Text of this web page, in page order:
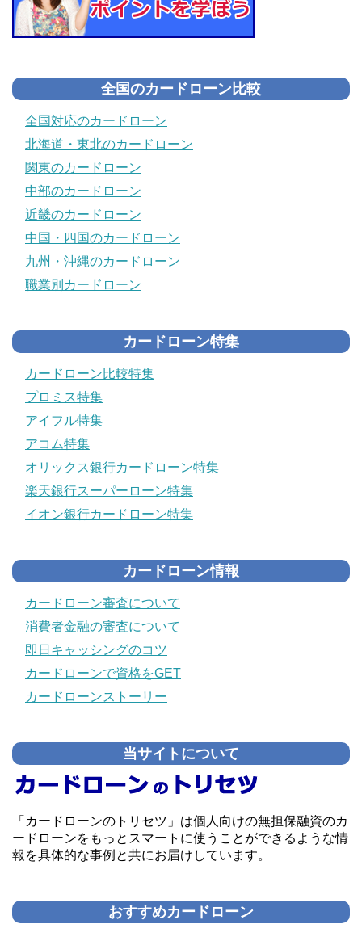
全国のカードローン比較
全国対応のカードローン
北海道・東北のカードローン
関東のカードローン
中部のカードローン
近畿のカードローン
中国・四国のカードローン
九州・沖縄のカードローン
職業別カードローン
カードローン特集
カードローン比較特集
プロミス特集
アイフル特集
アコム特集
オリックス銀行カードローン特集
楽天銀行スーパーローン特集
イオン銀行カードローン特集
カードローン情報
カードローン審査について
消費者金融の審査について
即日キャッシングのコツ
カードローンで資格をGET
カードローンストーリー
当サイトについて
「カードローンのトリセツ」は個人向けの無担保融資のカ
ードローンをもっとスマートに使うことができるような情
報を具体的な事例と共にお届けしています。
おすすめカードローン